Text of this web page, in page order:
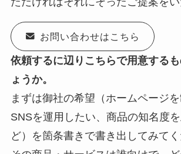
お問い合わせはこちら
依頼するに辺りこちらで用意する
ょうか。
まずは御社の希望（ホームページを
SNSを運用したい、商品の知名度
ど）を箇条書きで書き出してみてく